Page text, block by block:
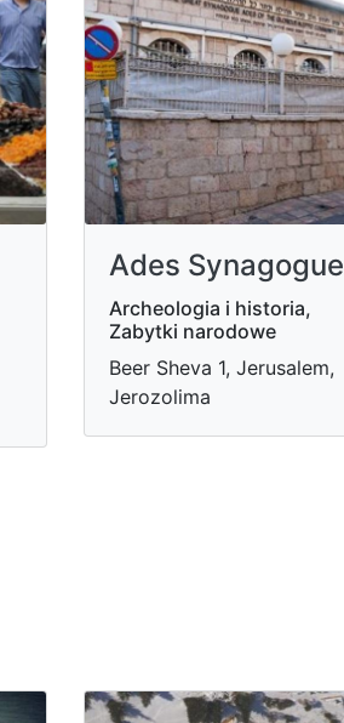
Ades Synagogue
Archeologia i historia,
Zabytki narodowe
Beer Sheva 1, Jerusalem,
Jerozolima